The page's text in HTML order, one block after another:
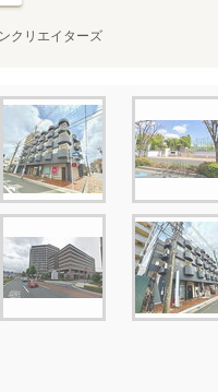
クリエイターズ